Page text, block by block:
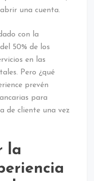
una cuenta.
con la
50% de los
en las
Pero ¿qué
prevén
para
de cliente una vez
la